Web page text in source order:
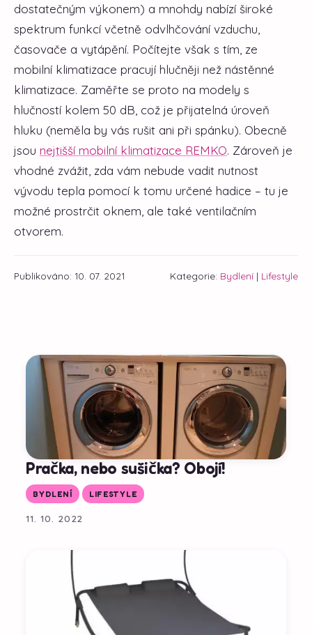
dostatečným výkonem) a mnohdy nabízí široké
spektrum funkcí včetně odvlhčování vzduchu,
časovače a vytápění. Počítejte však s tím, ze
mobilní klimatizace pracují hlučněji než nástěnné
klimatizace. Zaměřte se proto na modely s
hlučností kolem 50 dB, což je přijatelná úroveň
hluku (neměla by vás rušit ani při spánku). Obecně
jsou nejtišší mobilní klimatizace REMKO. Zároveň je
vhodné zvážit, zda vám nebude vadit nutnost
vývodu tepla pomocí k tomu určené hadice – tu je
možné prostrčit oknem, ale také ventilačním
otvorem.
Publikováno: 10. 07. 2021 Kategorie: Bydlení | Lifestyle
Pračka, nebo sušička? Obojí!
BYDLENÍ LIFESTYLE
11. 10. 2022